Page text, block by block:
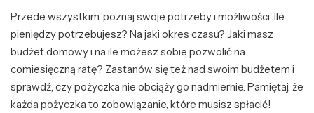
Przede wszystkim, poznaj swoje potrzeby i możliwości. Ile
pieniędzy potrzebujesz? Na jaki okres czasu? Jaki masz
budżet domowy i na ile możesz sobie pozwolić na
comiesięczną ratę? Zastanów się też nad swoim budżetem i
sprawdź, czy pożyczka nie obciąży go nadmiernie. Pamiętaj, że
każda pożyczka to zobowiązanie, które musisz spłacić!